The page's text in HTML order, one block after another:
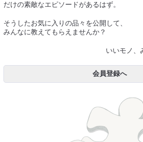
だけの素敵なエピソードがあるはず。
そうしたお気に入りの品々を公開して、
みんなに教えてもらえませんか？
いいモノ、
会員登録へ